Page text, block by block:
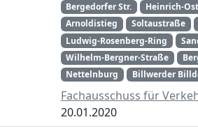
Bergedorfer Str.
Heinrich-
Arnoldistieg
Soltaustraße
Ludwig-Rosenberg-Ring
Wilhelm-Bergner-Straße
Nettelnburg
Billwerder
Fachausschuss für
20.01.2020